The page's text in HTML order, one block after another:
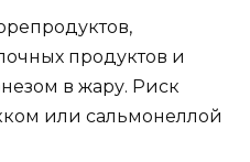
продуктов и
в жару. Риск
или сальмонеллой